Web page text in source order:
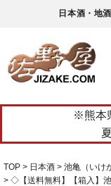
日本酒・地
※熊本
TOP 日本酒
池亀（いけ
◇【送料無料】【箱入